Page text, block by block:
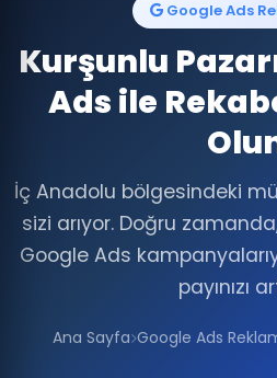
Google Ads
Kurşunlu
Ads ile
İç Anadolu bölgesindeki
sizi arıyor. Doğru
Google Ads
payınızı
Ana Sayfa Google Ads